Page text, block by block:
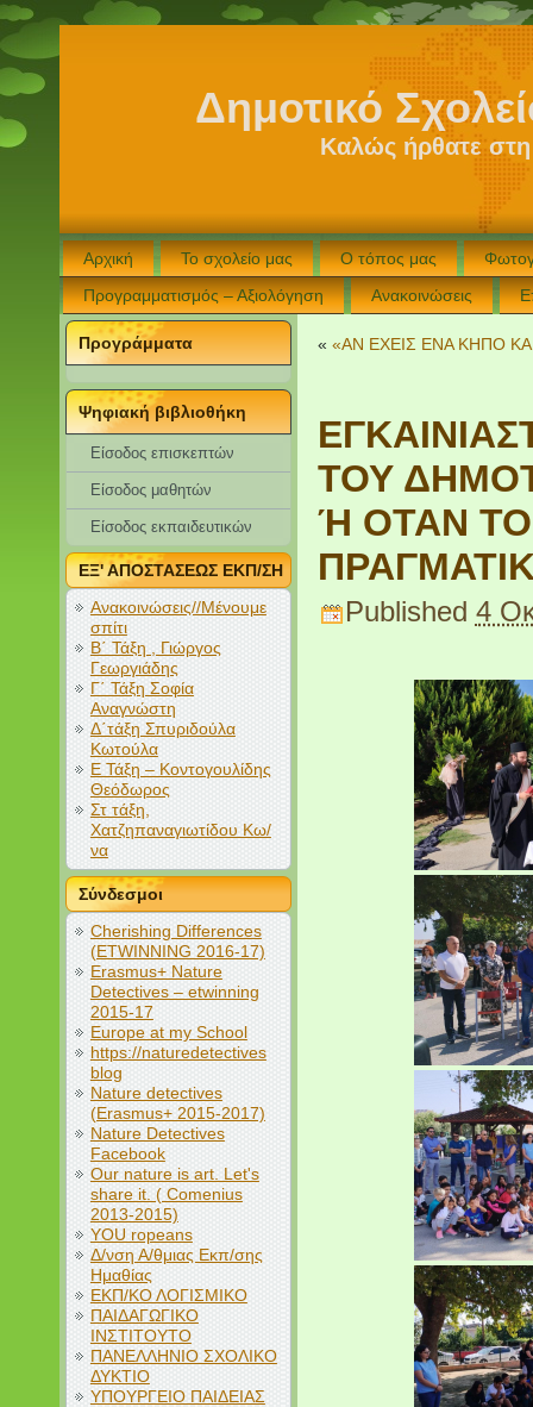
Δημοτικό
Καλώς ήρθατε
Αρχική Το σχολείο μας Ο τόπος μας
Προγραμματισμός – Αξιολόγηση
Ανακοινώσεις
Προγράμματα
Ψηφιακή βιβλιοθήκη
Είσοδος επισκεπτών
Eίσοδος μαθητών
Είσοδος εκπαιδευτικών
ΕΞ' ΑΠΟΣΤΑΣΕΩΣ ΕΚΠ/ΣΗ
Ανακοινώσεις//Μένουμε
σπίτι
Β΄ Τάξη , Γιώργος
Γεωργιάδης
Γ΄ Τάξη Σοφία
Αναγνώστη
Δ΄τάξη Σπυριδούλα
Κωτούλα
Ε Τάξη – Κοντογουλίδης
Θεόδωρος
Στ τάξη,
Χατζηπαναγιωτίδου Κω/
να
Σύνδεσμοι
Cherishing Differences
(ETWINNING 2016-17)
Erasmus+ Nature
Detectives – etwinning
2015-17
Europe at my School
https://naturedetectives
blog
Nature detectives
(Erasmus+ 2015-2017)
Nature Detectives
Facebook
Our nature is art. Let's
share it. ( Comenius
2013-2015)
YOU ropeans
Δ/νση Α/θμιας Εκπ/σης
Ημαθίας
ΕΚΠ/ΚΟ ΛΟΓΙΣΜΙΚΟ
ΠΑΙΔΑΓΩΓΙΚΟ
ΙΝΣΤΙΤΟΥΤΟ
ΠΑΝΕΛΛΗΝΙΟ ΣΧΟΛΙΚΟ
ΔΥΚΤΙΟ
ΥΠΟΥΡΓΕΙΟ ΠΑΙΔΕΙΑΣ
« «ΑΝ ΕΧΕΙΣ ΕΝΑ ΚΗΠΟ
ΤΟΥ
Ή ΟΤΑΝ
Published 4